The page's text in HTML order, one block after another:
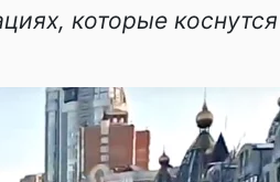
которые коснутся